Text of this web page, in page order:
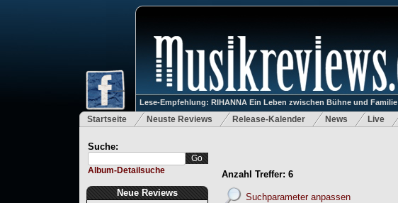
Lese-Empfehlung: RIHANNA Ein Leben zwischen Bühne und Familie
Startseite Neuste Reviews Release-Kalender News Live
Suche:
Album-Detailsuche
Neue Reviews
Anzahl Treffer: 6
Suchparameter anpassen